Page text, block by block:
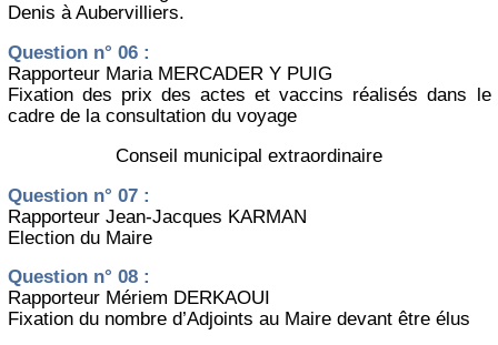
Denis à Aubervilliers.
Question n° 06 :
Rapporteur Maria MERCADER Y PUIG
Fixation des prix des actes et vaccins réalisés dans le
cadre de la consultation du voyage
Conseil municipal extraordinaire
Question n° 07 :
Rapporteur Jean-Jacques KARMAN
Election du Maire
Question n° 08 :
Rapporteur Mériem DERKAOUI
Fixation du nombre d’Adjoints au Maire devant être élus